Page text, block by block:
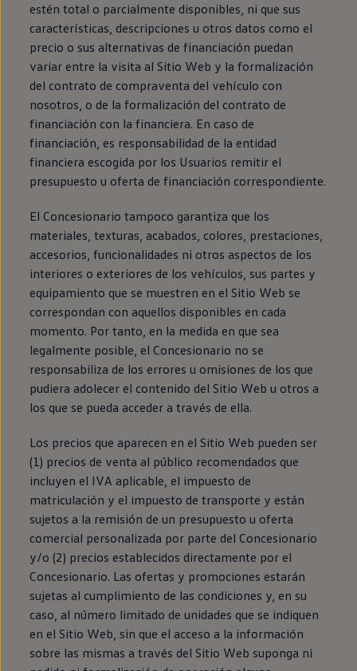
estén total o parcialmente disponibles, ni que sus
características, descripciones u otros datos como el
precio o sus alternativas de financiación puedan
variar entre la visita al Sitio Web y la formalización
del contrato de compraventa del vehículo con
nosotros, o de la formalización del contrato de
financiación con la financiera. En caso de
financiación, es responsabilidad de la entidad
financiera escogida por los Usuarios remitir el
presupuesto u oferta de financiación correspondiente.
El Concesionario tampoco garantiza que los
materiales, texturas, acabados, colores, prestaciones,
accesorios, funcionalidades ni otros aspectos de los
interiores o exteriores de los vehículos, sus partes y
equipamiento que se muestren en el Sitio Web se
correspondan con aquellos disponibles en cada
momento. Por tanto, en la medida en que sea
legalmente posible, el Concesionario no se
responsabiliza de los errores u omisiones de los que
pudiera adolecer el contenido del Sitio Web u otros a
los que se pueda acceder a través de ella.
Los precios que aparecen en el Sitio Web pueden ser
(1) precios de venta al público recomendados que
incluyen el IVA aplicable, el impuesto de
matriculación y el impuesto de transporte y están
sujetos a la remisión de un presupuesto u oferta
comercial personalizada por parte del Concesionario
y/o (2) precios establecidos directamente por el
Concesionario. Las ofertas y promociones estarán
sujetas al cumplimiento de las condiciones y, en su
caso, al número limitado de unidades que se indiquen
en el Sitio Web, sin que el acceso a la información
sobre las mismas a través del Sitio Web suponga ni